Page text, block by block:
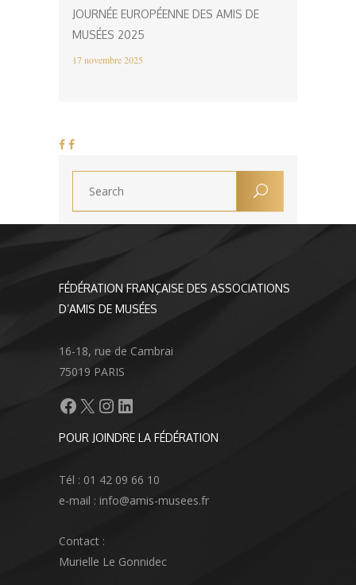
JOURNÉE EUROPÉENNE DES AMIS DE
MUSÉES 2025
17 novembre 2025
FÉDÉRATION FRANÇAISE DES ASSOCIATIONS
D’AMIS DE MUSÉES
16-18, rue de Cambrai
75019 PARIS
Facebook
X Instagram
LinkedIn
POUR JOINDRE LA FÉDÉRATION
Tél : 01 42 09 66 10
e-mail : info@amis-musees.fr
Contact :
Murielle Le Gonnidec